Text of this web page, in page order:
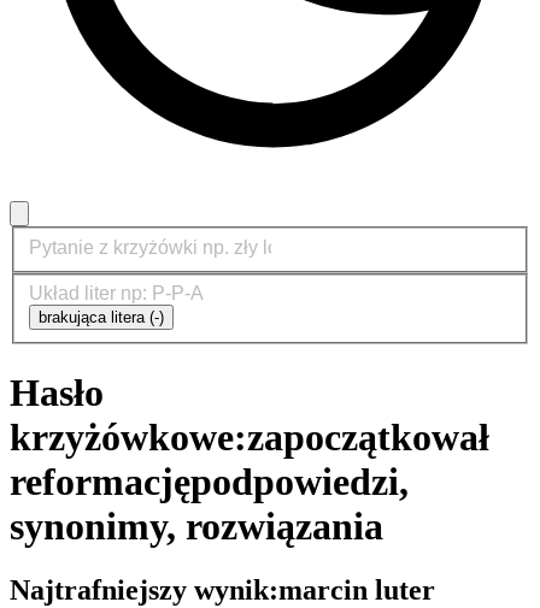
brakująca litera (-)
Hasło
krzyżówkowe:zapoczątkował
reformacjępodpowiedzi,
synonimy, rozwiązania
Najtrafniejszy wynik:marcin luter